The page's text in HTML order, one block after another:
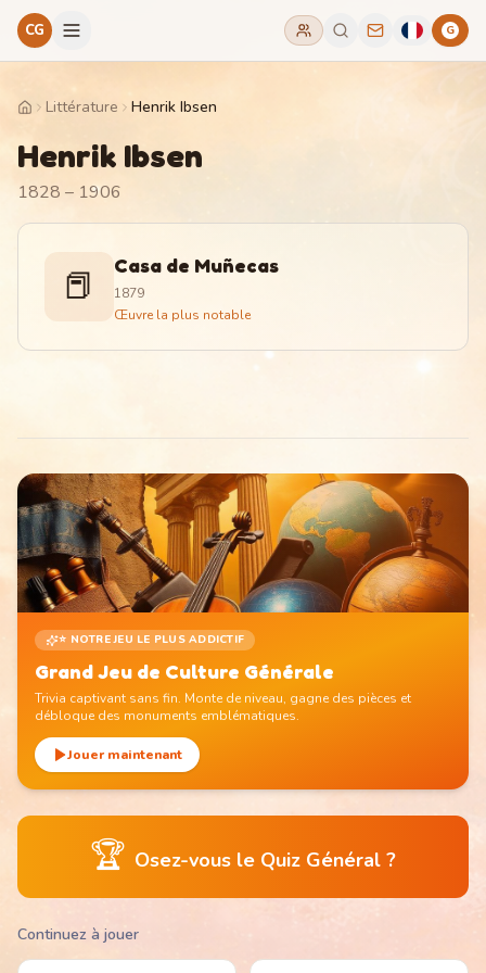
CG G
HomeLittérature Henrik Ibsen
Henrik Ibsen
1828 – 1906
📕 Casa de Muñecas
1879
Œuvre la plus notable
⭐ NOTRE JEU LE PLUS ADDICTIF
Grand Jeu de Culture Générale
Trivia captivant sans fin. Monte de niveau, gagne des pièces et
débloque des monuments emblématiques.
Jouer maintenant
🏆 Osez-vous le Quiz Général ?
Continuez à jouer